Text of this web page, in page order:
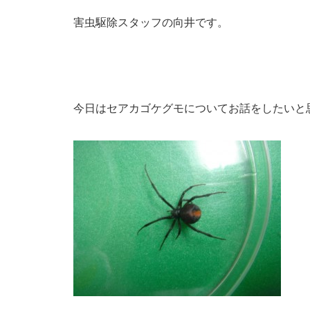
害虫駆除スタッフの向井です。
今日はセアカゴケグモについてお話をしたいと